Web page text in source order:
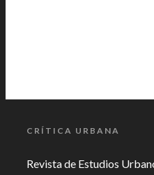
CRÍTICA URBANA
Revista de Estudios